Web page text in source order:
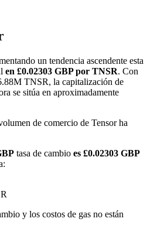
un tendencia ascendente esta
en £0.02303 GBP por TNSR. Con
TNSR, la capitalización de
se sitúa en aproximadamente
de comercio de Tensor ha
tasa de cambio es £0.02303 GBP
y los costos de gas no están